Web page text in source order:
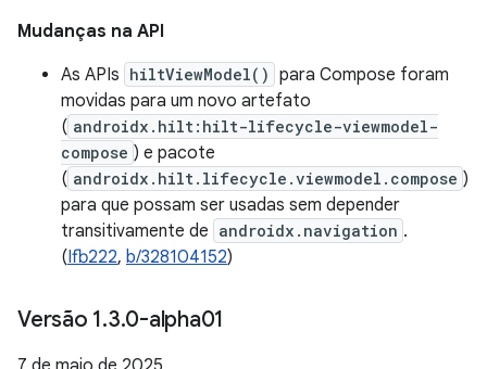
Mudanças na API
As APIs hiltViewModel() para Compose foram
movidas para um novo artefato
( androidx.hilt:hilt-lifecycle-viewmodel-
compose ) e pacote
( androidx.hilt.lifecycle.viewmodel.compose )
para que possam ser usadas sem depender
transitivamente de androidx.navigation .
(Ifb222, b/328104152)
Versão 1.3.0-alpha01